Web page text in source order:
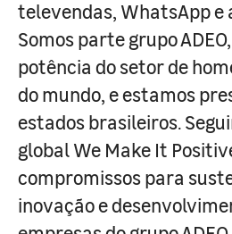
televendas, WhatsApp
Somos parte grupo
potência do setor de
do mundo, e estamos
estados brasileiros.
global We Make It
compromissos para
inovação e